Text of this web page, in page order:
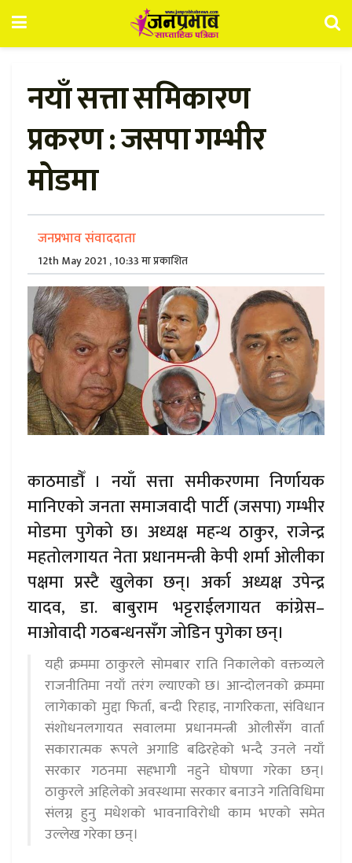
नयाँ सत्ता समिकारण
प्रकरण : जसपा गम्भीर
मोडमा
जनप्रभाव संवाददाता
12th May 2021 , 10:33 मा प्रकाशित
काठमाडौँ । नयाँ सत्ता समीकरणमा निर्णायक
मानिएको जनता समाजवादी पार्टी (जसपा) गम्भीर
मोडमा पुगेको छ। अध्यक्ष महन्थ ठाकुर, राजेन्द्र
महतोलगायत नेता प्रधानमन्त्री केपी शर्मा ओलीका
पक्षमा प्रस्टै खुलेका छन्। अर्का अध्यक्ष उपेन्द्र
यादव, डा. बाबुराम भट्टराईलगायत कांग्रेस–
माओवादी गठबन्धनसँग जोडिन पुगेका छन्।
यही क्रममा ठाकुरले सोमबार राति निकालेको वक्तव्यले
राजनीतिमा नयाँ तरंग ल्याएको छ। आन्दोलनको क्रममा
लागेकाको मुद्दा फिर्ता, बन्दी रिहाइ, नागरिकता, संविधान
संशोधनलगायत सवालमा प्रधानमन्त्री ओलीसँग वार्ता
सकारात्मक रूपले अगाडि बढिरहेको भन्दै उनले नयाँ
सरकार गठनमा सहभागी नहुने घोषणा गरेका छन्।
ठाकुरले अहिलेको अवस्थामा सरकार बनाउने गतिविधिमा
संलग्न हुनु मधेशको भावनाविरोधी काम भएको समेत
उल्लेख गरेका छन्।